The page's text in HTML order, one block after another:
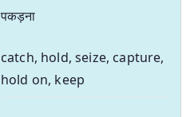
पकड़ना
catch, hold, seize, capture,
hold on, keep